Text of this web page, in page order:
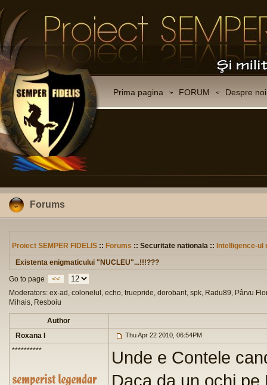
Prima pagina FORUM Despre noi
Forums
Proiect SEMPER FIDELIS :: Forums :: Securitate nationala :: Intelligence-ul
Existenta enigmaticului "NUCLEU"...!!!???
Go to page
<<
Moderators: ex-ad, colonelul, echo, truepride, dorobant, spk, Radu89, Pârvu
Mihais, Resboiu
Author
Roxana I
Thu Apr 22 2010, 06:54PM
**********
Unde e Contele
Daca da un ochi pe